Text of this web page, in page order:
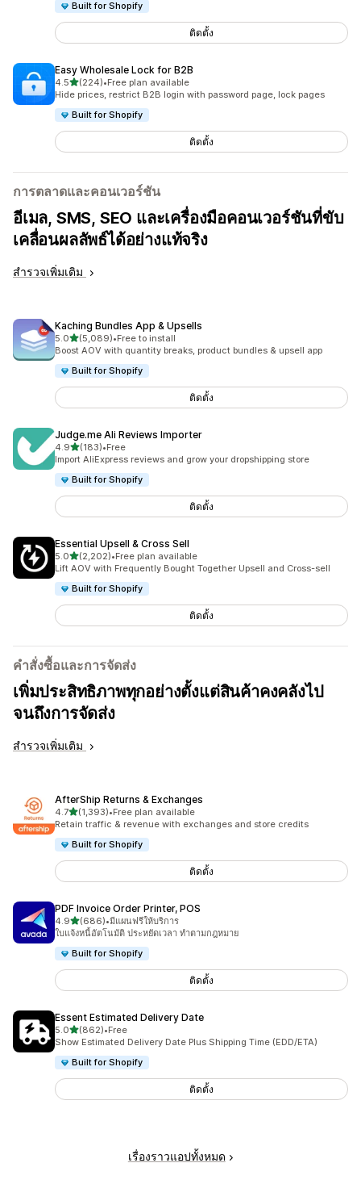
Built for Shopify
ติดตั้ง
Easy Wholesale Lock for B2B
4.5เต็ม 5 ดาว
(224)
ทั้งหมด 224 รีวิว
•Free plan available
Hide prices, restrict B2B login with password page, lock pages
Built for Shopify
ติดตั้ง
การตลาดและคอนเวอร์ชัน
อีเมล, SMS, SEO และเครื่องมือคอนเวอร์ชันที่ขับ
เคลื่อนผลลัพธ์ได้อย่างแท้จริง
สำรวจเพิ่มเติม
Kaching Bundles App & Upsells
5.0เต็ม 5 ดาว
(5,089)
ทั้งหมด 5089 รีวิว
•Free to install
Boost AOV with quantity breaks, product bundles & upsell app
Built for Shopify
ติดตั้ง
Judge.me Ali Reviews Importer
4.9เต็ม 5 ดาว
(183)
ทั้งหมด 183 รีวิว
•Free
Import AliExpress reviews and grow your dropshipping store
Built for Shopify
ติดตั้ง
Essential Upsell & Cross Sell
5.0เต็ม 5 ดาว
(2,202)
ทั้งหมด 2202 รีวิว
•Free plan available
Lift AOV with Frequently Bought Together Upsell and Cross-sell
Built for Shopify
ติดตั้ง
คำสั่งซื้อและการจัดส่ง
เพิ่มประสิทธิภาพทุกอย่างตั้งแต่สินค้าคงคลังไป
จนถึงการจัดส่ง
สำรวจเพิ่มเติม
AfterShip Returns & Exchanges
4.7เต็ม 5 ดาว
(1,393)
ทั้งหมด 1393 รีวิว
•Free plan available
Retain traffic & revenue with exchanges and store credits
Built for Shopify
ติดตั้ง
PDF Invoice Order Printer, POS
4.9เต็ม 5 ดาว
(686)
ทั้งหมด 686 รีวิว
•มีแผนฟรีให้บริการ
ใบแจ้งหนี้อัตโนมัติ ประหยัดเวลา ทำตามกฎหมาย
Built for Shopify
ติดตั้ง
Essent Estimated Delivery Date
5.0เต็ม 5 ดาว
(862)
ทั้งหมด 862 รีวิว
•Free
Show Estimated Delivery Date Plus Shipping Time (EDD/ETA)
Built for Shopify
ติดตั้ง
เรื่องราวแอปทั้งหมด